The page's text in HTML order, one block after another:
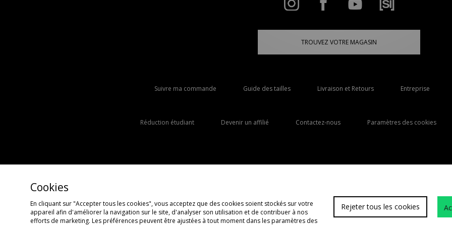
TROUVEZ VOTRE MAGASIN
Suivre ma commande Guide des tailles Livraison et Retours Entreprise
Réduction étudiant Devenir un affilié Contactez-nous Paramètres des cookies
FAQs
Copyright © 2026 JD Sports Fashion Plc, Tous droits réservés.
Cookies
En cliquant sur "Accepter tous les cookies", vous acceptez que des cookies soient stockés sur votre
appareil afin d'améliorer la navigation sur le site, d'analyser son utilisation et de contribuer à nos
efforts de marketing. Les préférences peuvent être ajustées à tout moment dans les paramètres des
Rejeter tous les cookies